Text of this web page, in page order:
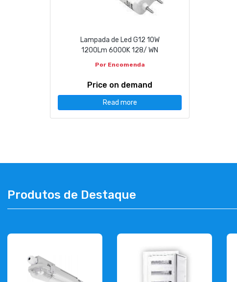
geral@luxivo.pt
Lampada de Led G12 10W
1200Lm 6000K 128/ WN
Por Encomenda
Price on demand
Read more
Produtos de Destaque